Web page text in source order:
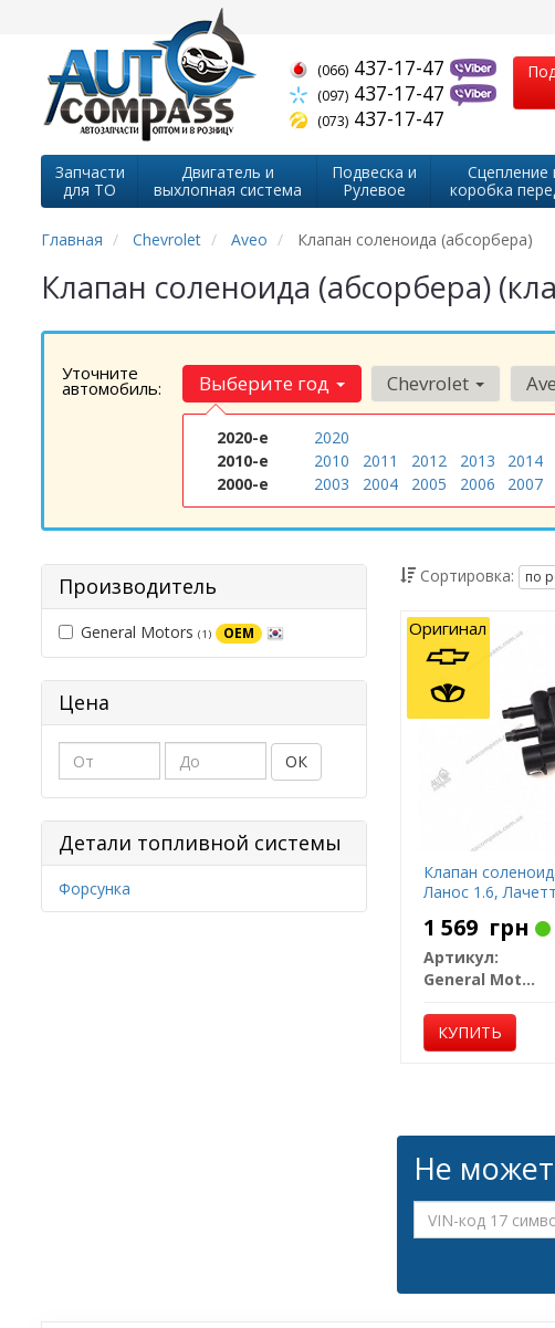
(066) 437-17-47
(097) 437-17-47
(073) 437-17-47
Запчасти
для ТО
Двигатель и
выхлопная система
Подвеска и
Рулевое
Сцепление
коробка
Главная Chevrolet Aveo Клапан соленоида (абсорбера)
Клапан соленоида (абсорбера)
Уточните
автомобиль: Выберите год
2020-е
2020
2010-е
2010 2011 2012 2013 2014
2000-е
2003 2004 2005 2006 2007
Chevrolet
Производитель
General Motors (1) OEM
Цена
ОК
Детали топливной системы
Форсунка
Сортировка: по
Клапан
Ланос 1.6,
1 569 грн
Артикул:
General Motors
КУПИТЬ
Оригинал
Не